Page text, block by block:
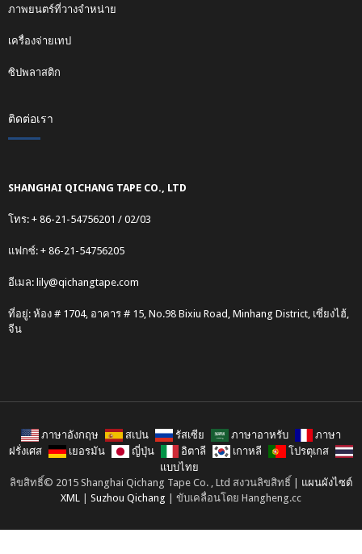
ภาพยนตร์ที่วางจำหน่าย
เครื่องจ่ายเทป
ซิปพลาสติก
ติดต่อเรา
SHANGHAI QICHANG TAPE CO., LTD
โทร: + 86-21-54756201 / 02/03
แฟกซ์: + 86-21-54756205
อีเมล: lily@qichangtape.com
ที่อยู่: ห้อง # 1704, อาคาร # 15, No.98 Bixiu Road, Minhang District, เซี่ยงไฮ้,
จีน
ภาษาอังกฤษ สเปน รัสเซีย ภาษาอาหรับ
ภาษา
ฝรั่งเศส
เยอรมัน ญี่ปุ่น อิตาลี เกาหลี
โปรตุเกส
แบบไทย
ลิขสิทธิ์© 2015 Shanghai Qichang Tape Co. , Ltd สงวนลิขสิทธิ์ | แผนผังไซต์
XML
Suzhou Qichang | ขับเคลื่อนโดย Hangheng.cc